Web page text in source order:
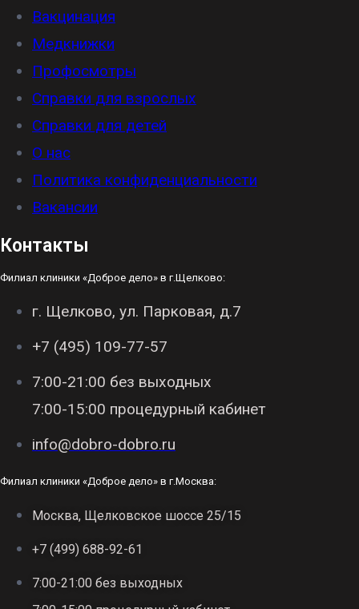
Вакцинация
Медкнижки
Профосмотры
Справки для взрослых
Справки для детей
О нас
Политика конфиденциальности
Вакансии
Контакты
Филиал клиники «Доброе дело» в г.Щелково:
г. Щелково, ул. Парковая, д.7
+7 (495) 109-77-57
7:00-21:00 без выходных
7:00-15:00 процедурный кабинет
info@dobro-dobro.ru
Филиал клиники «Доброе дело» в г.Москва:
Москва, Щелковское шоссе 25/15
+7 (499) 688-92-61
7:00-21:00 без выходных